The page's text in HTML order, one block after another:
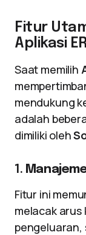
Fitur
Aplikasi
Saat memilih
mendukung
adalah
dimiliki oleh
1.
Fitur ini
melacak
pengeluaran,